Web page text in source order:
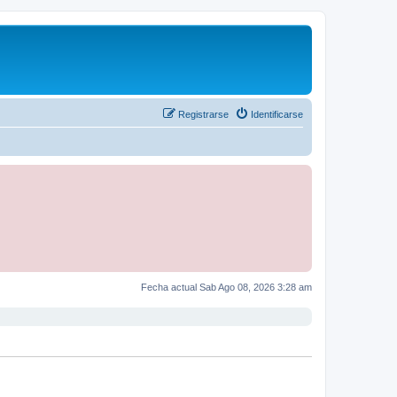
Identificarse
Registrarse
Fecha actual Sab Ago 08, 2026 3:28 am